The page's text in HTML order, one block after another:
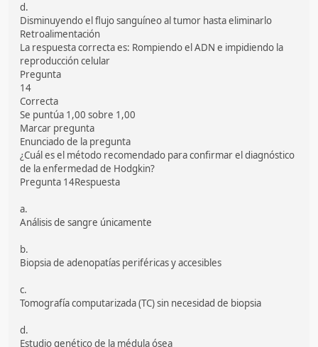
d.
Disminuyendo el flujo sanguíneo al tumor hasta eliminarlo
Retroalimentación
La respuesta correcta es: Rompiendo el ADN e impidiendo la
reproducción celular
Pregunta
14
Correcta
Se puntúa 1,00 sobre 1,00
Marcar pregunta
Enunciado de la pregunta
¿Cuál es el método recomendado para confirmar el diagnóstico
de la enfermedad de Hodgkin?
Pregunta 14Respuesta
a.
Análisis de sangre únicamente
b.
Biopsia de adenopatías periféricas y accesibles
c.
Tomografía computarizada (TC) sin necesidad de biopsia
d.
Estudio genético de la médula ósea